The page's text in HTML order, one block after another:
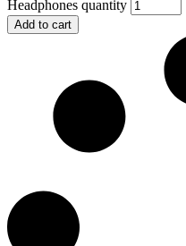
Headphones quantity
Add to cart